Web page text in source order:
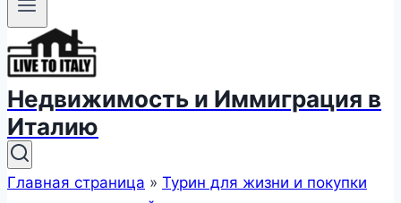
Недвижимость и Иммиграция в
Италию
Главная страница » Турин для жизни и покупки